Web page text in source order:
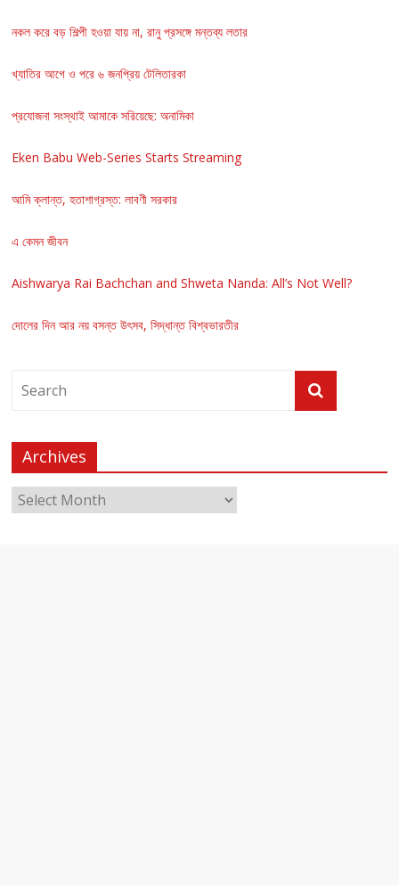
নকল করে বড় শিল্পী হওয়া যায় না, রানু প্রসঙ্গে মন্তব্য লতার
খ্যাতির আগে ও পরে ৬ জনপ্রিয় টেলিতারকা
প্রযোজনা সংস্থাই আমাকে সরিয়েছে: অনামিকা
Eken Babu Web-Series Starts Streaming
আমি ক্লান্ত, হতাশাগ্রস্ত: লাবণী সরকার
এ কেমন জীবন
Aishwarya Rai Bachchan and Shweta Nanda: All’s Not Well?
দোলের দিন আর নয় বসন্ত উৎসব, সিদ্ধান্ত বিশ্বভারতীর
Archives